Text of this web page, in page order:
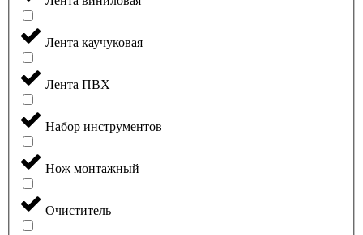
Лента каучуковая
Лента ПВХ
Набор инструментов
Нож монтажный
Очиститель